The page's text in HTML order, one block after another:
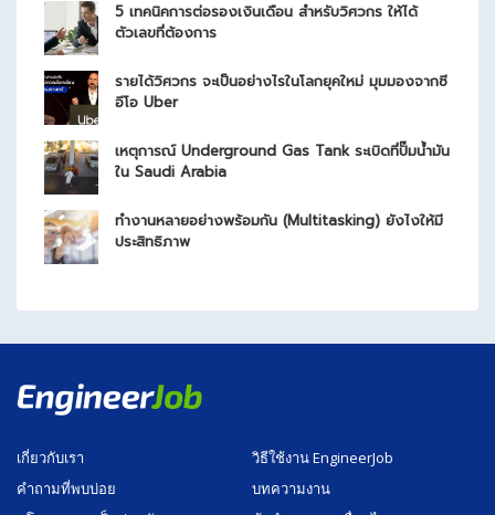
5 เทคนิคการต่อรองเงินเดือน สำหรับวิศวกร ให้ได้
ตัวเลขที่ต้องการ
รายได้วิศวกร จะเป็นอย่างไรในโลกยุคใหม่ มุมมองจากซี
อีโอ Uber
เหตุการณ์ Underground Gas Tank ระเบิดที่ปั๊มน้ำมัน
ใน Saudi Arabia
ทำงานหลายอย่างพร้อมกัน (Multitasking) ยังไงให้มี
ประสิทธิภาพ
เกี่ยวกับเรา
คำถามที่พบบ่อย
วิธีใช้งาน EngineerJob
บทความงาน